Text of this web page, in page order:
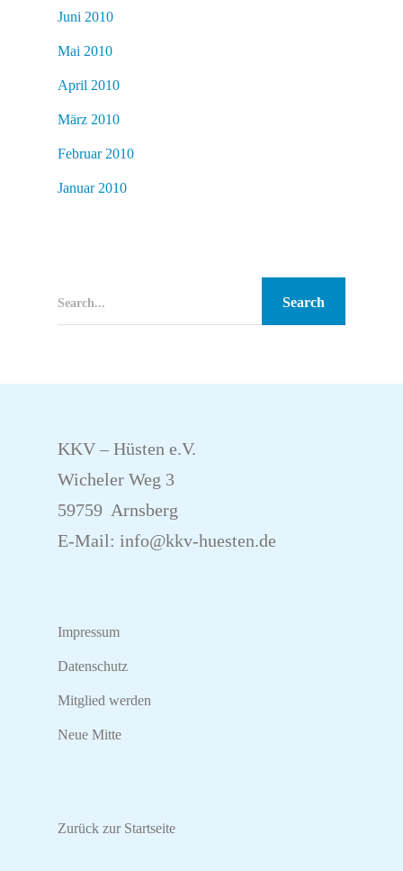
Juni 2010
Mai 2010
April 2010
März 2010
Februar 2010
Januar 2010
Search...
KKV – Hüsten e.V.
Wicheler Weg 3
59759 Arnsberg
E-Mail: info@kkv-huesten.de
Impressum
Datenschutz
Mitglied werden
Neue Mitte
Zurück zur Startseite